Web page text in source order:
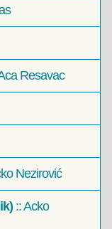
Resavac
Nezirović
:: Acko